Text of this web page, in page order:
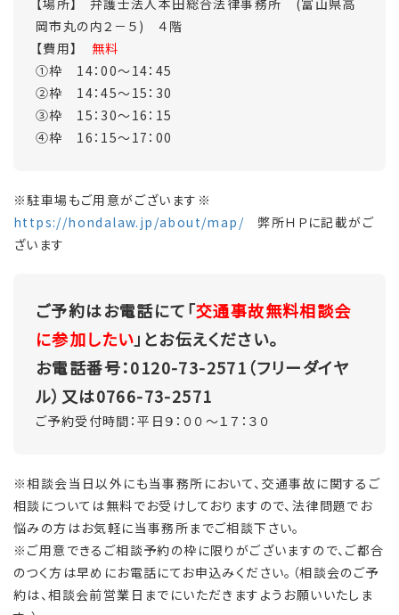
【場所】 弁護士法人本田総合法律事務所 (富山県高
岡市丸の内２－５) ４階
【費用】 無料
①枠 14：00～14：45
②枠 14：45～15：30
③枠 15：30～16：15
④枠 16：15～17：00
※駐車場もご用意がございます※
https://hondalaw.jp/about/map/ 弊所ＨＰに記載がご
ざいます
ご予約はお電話にて「交通事故無料相談会
に参加したい」とお伝えください。
お電話番号：0120-73-2571（フリーダイヤ
ル）又は0766-73-2571
ご予約受付時間：平日９：００～１７：３０
※相談会当日以外にも当事務所において、交通事故に関するご
相談については無料でお受けしておりますので、法律問題でお
悩みの方はお気軽に当事務所までご相談下さい。
※ご用意できるご相談予約の枠に限りがございますので、ご都合
のつく方は早めにお電話にてお申込みください。（相談会のご予
約は、相談会前営業日までにいただきますようお願いいたしま